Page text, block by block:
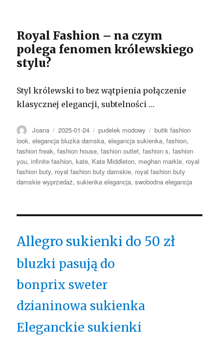
Royal Fashion – na czym
polega fenomen królewskiego
stylu?
Styl królewski to bez wątpienia połączenie
klasycznej elegancji, subtelności …
Autor
Joana Opublikowano
2025-01-24 Kategorie
pudelek modowy Tagi
butik fashion
look,elegancja bluzka damska,elegancja sukienka,fashion,
fashion freak,fashion house,fashion outlet,fashion s,fashion
you,infinite fashion,kate, Kate Middleton, meghan markle, royal
fashion buty, royal fashion buty damskie, royal fashion buty
damskie wyprzedaż,sukienka elegancja,swobodna elegancja
Allegro sukienki do 50 zł
bluzki pasują do
bonprix sweter
dzianinowa sukienka
Eleganckie sukienki